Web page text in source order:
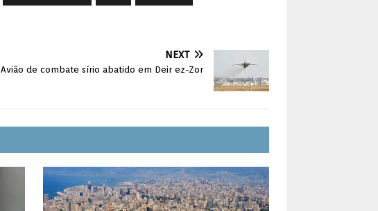
NEXT
Avião de combate sírio abatido em Deir ez-Zor